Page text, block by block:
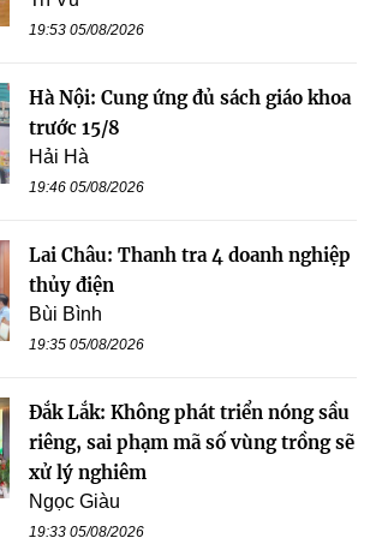
19:53 05/08/2026
Hà Nội: Cung ứng đủ sách giáo khoa
trước 15/8
Hải Hà
19:46 05/08/2026
Lai Châu: Thanh tra 4 doanh nghiệp
thủy điện
Bùi Bình
19:35 05/08/2026
Đắk Lắk: Không phát triển nóng sầu
riêng, sai phạm mã số vùng trồng sẽ
xử lý nghiêm
Ngọc Giàu
19:33 05/08/2026